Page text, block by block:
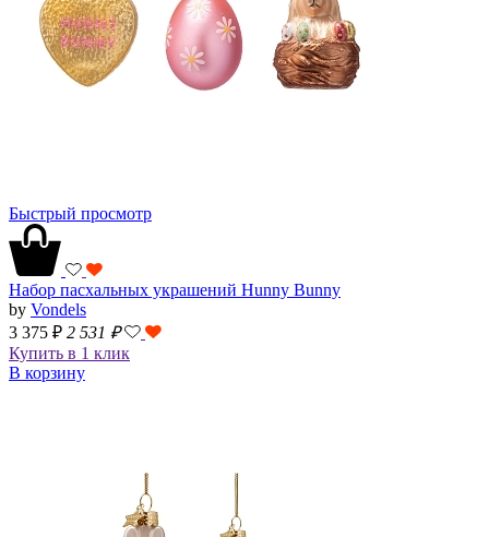
Быстрый просмотр
Набор пасхальных украшений Hunny Bunny
by Vondels
3 375 ₽ 2 531 ₽
Купить в 1 клик
В корзину